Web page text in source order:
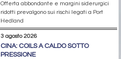
Offerta abbondante e margini siderurgici
ridotti prevalgono sui rischi legati a Port
Hedland
3 agosto 2026
CINA: COILS A CALDO SOTTO
PRESSIONE